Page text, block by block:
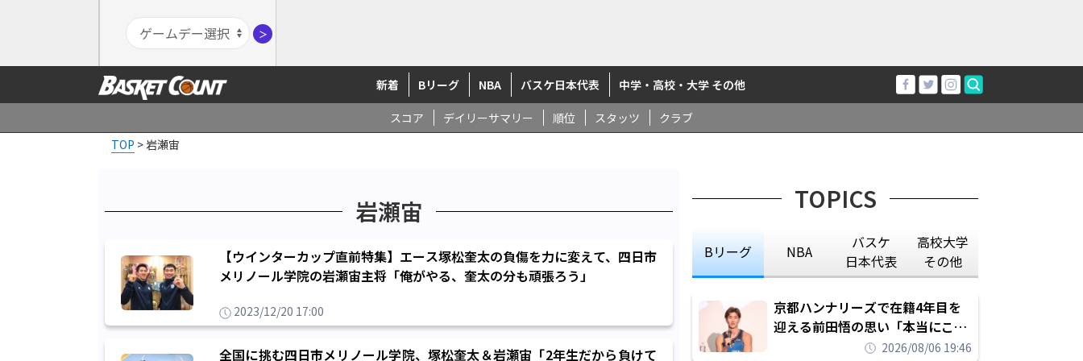
＞
新着 Bリーグ NBA バスケ日本代表 中学・高校・大学 その他
スコア デイリーサマリー 順位 スタッツ
クラブ
TOP >岩瀬宙
岩瀬宙
【ウインターカップ直前特集】エース塚松奎太の負傷を力に変えて、四日市
メリノール学院の岩瀬宙主将「俺がやる、奎太の分も頑張ろう」
2023/12/20 17:00
全国に挑む四日市メリノール学院、塚松奎太＆岩瀬宙「2年生だから負けて
TOPICS
Bリーグ NBA
バスケ
日本代表
高校大学
その他
京都ハンナリーズで在籍4年目を
迎える前田悟の思い「本当にこの
チームで勝ちたい、負けたまま舐
2026/08/06 19:46